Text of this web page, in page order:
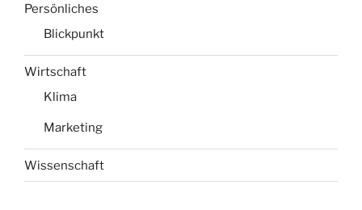
Persönliches
Blickpunkt
Wirtschaft
Klima
Marketing
Wissenschaft